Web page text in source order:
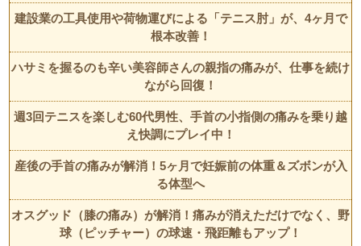
建設業の工具使用や荷物運びによる「テニス肘」が、4ヶ月で
根本改善！
ハサミを握るのも辛い美容師さんの親指の痛みが、仕事を続け
ながら回復！
週3回テニスを楽しむ60代男性、手首の小指側の痛みを乗り越
え快調にプレイ中！
産後の手首の痛みが解消！5ヶ月で妊娠前の体重＆ズボンが入
る体型へ
オスグッド（膝の痛み）が解消！痛みが消えただけでなく、野
球（ピッチャー）の球速・飛距離もアップ！